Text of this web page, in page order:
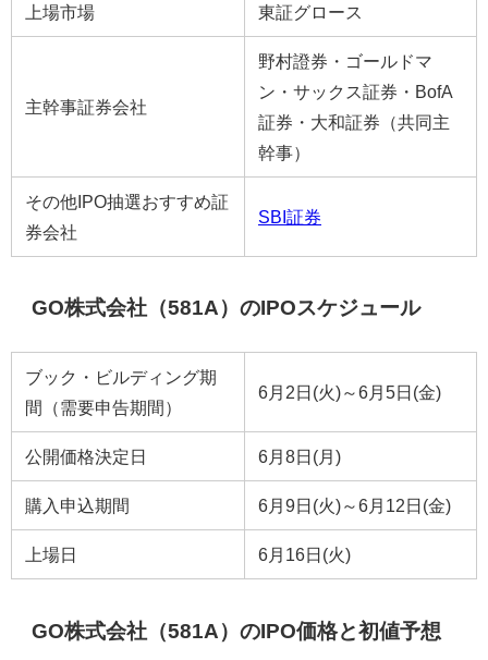
上場市場 東証グロース
主幹事証券会社
野村證券・ゴールドマ
ン・サックス証券・BofA
証券・大和証券（共同主
幹事）
その他IPO抽選おすすめ証
券会社
SBI証券
GO株式会社（581A）のIPOスケジュール
ブック・ビルディング期
間（需要申告期間）
6月2日(火)～6月5日(金)
公開価格決定日 6月8日(月)
購入申込期間 6月9日(火)～6月12日(金)
上場日 6月16日(火)
GO株式会社（581A）のIPO価格と初値予想